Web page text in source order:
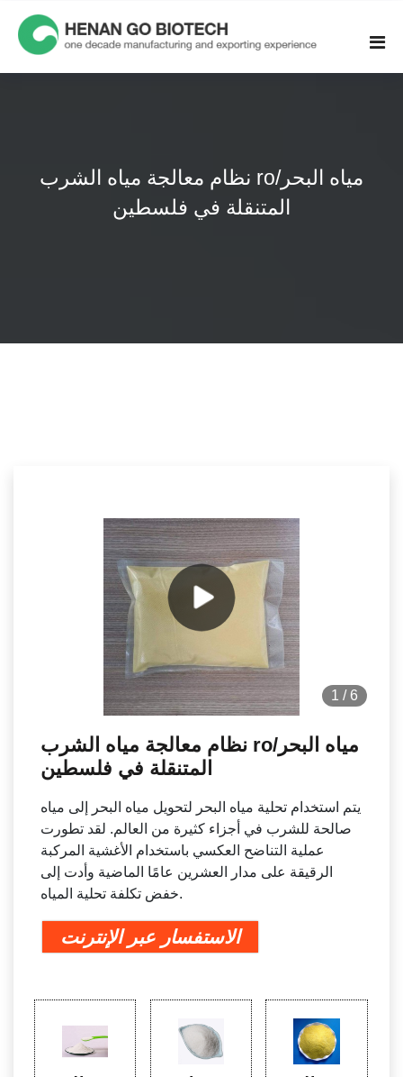
content
نظام معالجة مياه الشرب ro/مياه البحر
المتنقلة في فلسطين
1 / 6
نظام معالجة مياه الشرب ro/مياه البحر
المتنقلة في فلسطين
يتم استخدام تحلية مياه البحر لتحويل مياه البحر إلى مياه
صالحة للشرب في أجزاء كثيرة من العالم. لقد تطورت
عملية التناضح العكسي باستخدام الأغشية المركبة
الرقيقة على مدار العشرين عامًا الماضية وأدت إلى
خفض تكلفة تحلية المياه.
الاستفسار عبر الإنترنت